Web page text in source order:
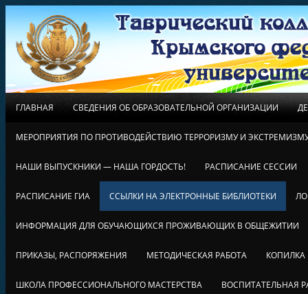
ГЛАВНАЯ СВЕДЕНИЯ ОБ ОБРАЗОВАТЕЛЬНОЙ ОРГАНИЗАЦИИ
МЕРОПРИЯТИЯ ПО ПРОТИВОДЕЙСТВИЮ ТЕРРОРИЗМУ И
НАШИ ВЫПУСКНИКИ — НАША ГОРДОСТЬ! РАСПИСАНИЕ СЕССИИ
РАСПИСАНИЕ ГИА ССЫЛКИ НА ЭЛЕКТРОННЫЕ БИБЛИОТЕКИ
ИНФОРМАЦИЯ ДЛЯ ОБУЧАЮЩИХСЯ ПРОЖИВАЮЩИХ В ОБЩЕЖИТИИ
ПРИКАЗЫ, РАСПОРЯЖЕНИЯ МЕТОДИЧЕСКАЯ РАБОТА КОПИЛКА
ШКОЛА ПРОФЕССИОНАЛЬНОГО МАСТЕРСТВА ВОСПИТАТЕЛЬНАЯ